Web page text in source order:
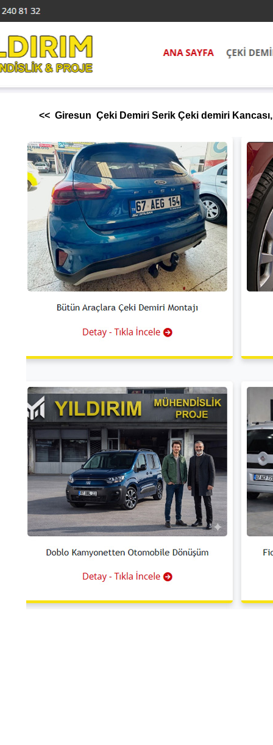
<< Giresun Çeki Demiri Serik Çeki demiri